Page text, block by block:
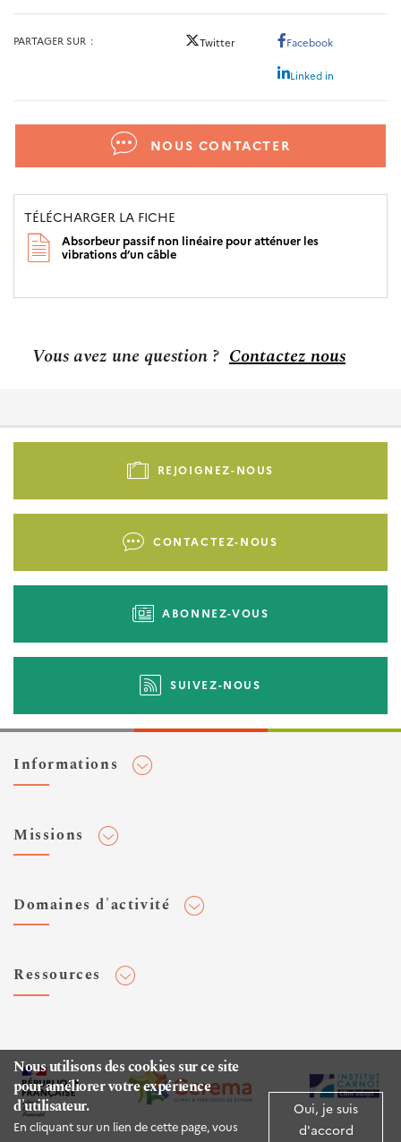
Nous utilisons des cookies sur ce site
pour améliorer votre expérience
d'utilisateur.
En cliquant sur un lien de cette page, vous
Oui, je suis
d'accord
PARTAGER SUR Twitter Facebook
Linked in
NOUS CONTACTER
TÉLÉCHARGER LA FICHE
Absorbeur passif non linéaire pour atténuer les
vibrations d’un câble
Vous avez une question ? Contactez nous
Pied
-
REJOIGNEZ-NOUS
CONTACTEZ-NOUS
ABONNEZ-VOUS
SUIVEZ-NOUS
Informations
Flux RSS
Veilles et newsletters
Expertises Territoires
Espace presse
Missions
Normalisation
Domaines d'activité
Infrastructures de transport
Environnement et risques
Mer et littoral
Ressources
Rapports d'étude
Publications HAL
Documentation routière (DTRF)